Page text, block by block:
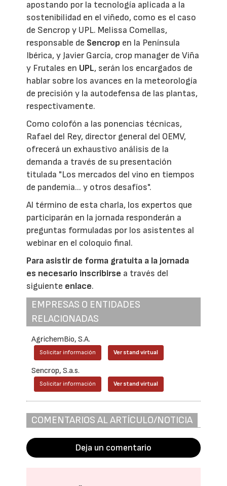
apostando por la tecnología aplicada a la
sostenibilidad en el viñedo, como es el caso
de Sencrop y UPL. Melissa Comellas,
responsable de Sencrop en la Península
Ibérica, y Javier García, crop manager de Viña
y Frutales en UPL, serán los encargados de
hablar sobre los avances en la meteorología
de precisión y la autodefensa de las plantas,
respectivamente.
Como colofón a las ponencias técnicas,
Rafael del Rey, director general del OEMV,
ofrecerá un exhaustivo análisis de la
demanda a través de su presentación
titulada "Los mercados del vino en tiempos
de pandemia... y otros desafíos".
Al término de esta charla, los expertos que
participarán en la jornada responderán a
preguntas formuladas por los asistentes al
webinar en el coloquio final.
Para asistir de forma gratuita a la jornada
es necesario inscribirse a través del
siguiente enlace.
EMPRESAS O ENTIDADES
RELACIONADAS
AgrichemBio, S.A.
Solicitar información Ver stand virtual
Sencrop, S.a.s.
Solicitar información Ver stand virtual
COMENTARIOS AL ARTÍCULO/NOTICIA
Deja un comentario